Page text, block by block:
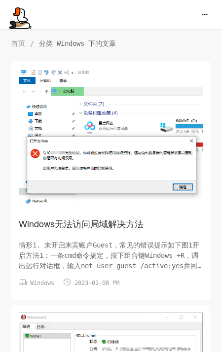
首页 / 分类 Windows 下的文章
Windows无法访问局域解决方法
情形1. 未开启来宾账户Guest，常见的错误提示如下图1开
启方法1：一条cmd命令搞定，按下组合键Windows +R，调
出运行对话框，输入net user guest /active:yes并回
击"本地用户和组"下的"用户" - 右击"Guest" - 点击"属
 Windows  2023-01-08 PM